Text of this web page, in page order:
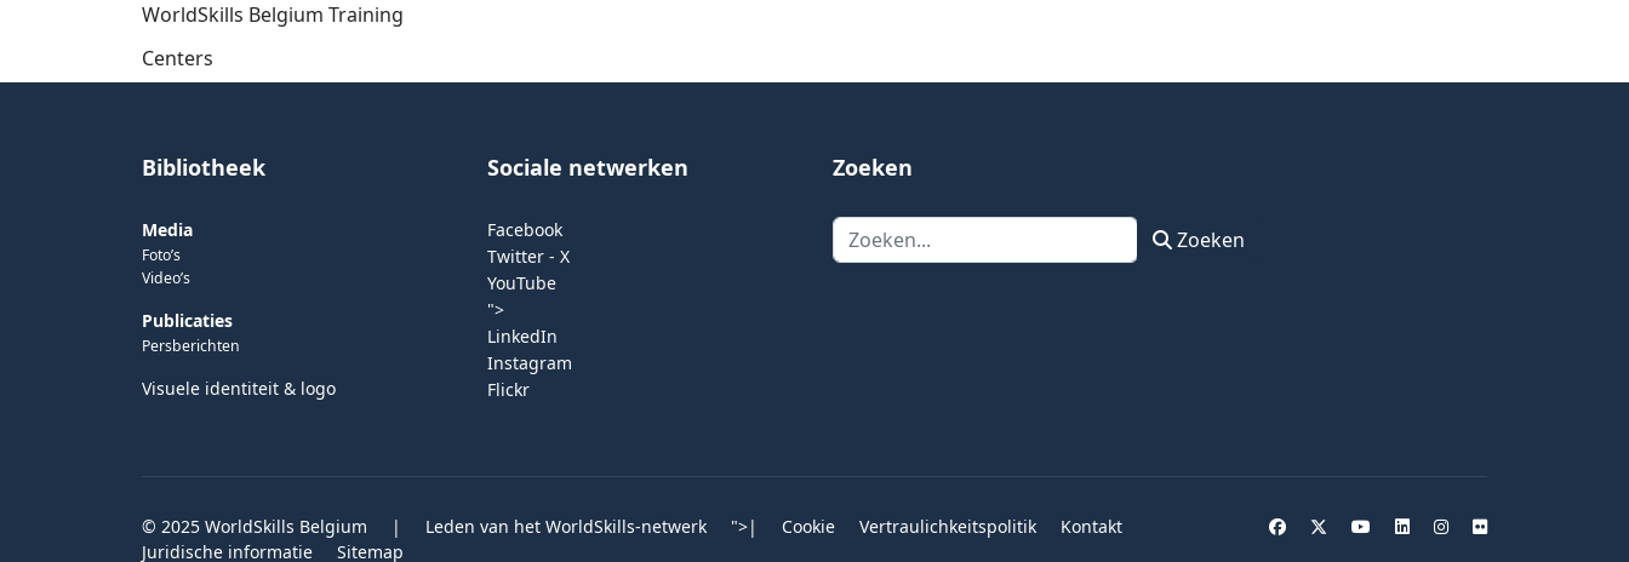
WorldSkills Belgium Training
Centers
Bibliotheek
Media
Foto’s
Video’s
Publicaties
Persberichten
Visuele identiteit & logo
Sociale netwerken
Facebook
Twitter - X
YouTube
">
LinkedIn
Instagram
Flickr
Zoeken
Zoeken Zoeken
© 2025 WorldSkills Belgium | Leden van het WorldSkills-netwerk ">| Cookie Vertraulichkeitspolitik
Kontakt
Juridische informatie
Sitemap